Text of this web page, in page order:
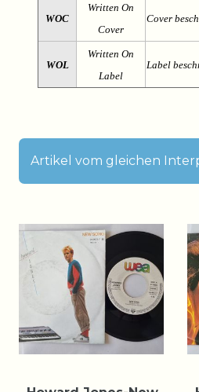
WOC
Written On
Cover
Cover
WOL
Written On
Label
Label
Artikel vom gleichen